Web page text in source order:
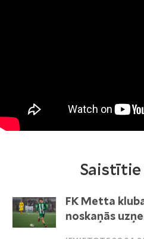
FK Metta
noskaņās